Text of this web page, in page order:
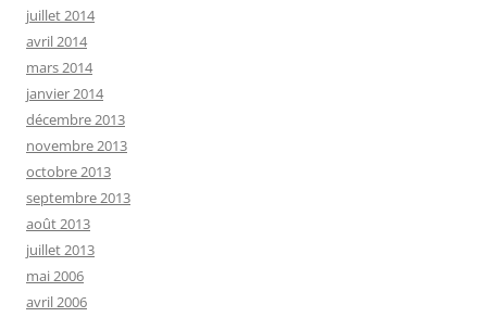
juillet 2014
avril 2014
mars 2014
janvier 2014
décembre 2013
novembre 2013
octobre 2013
septembre 2013
août 2013
juillet 2013
mai 2006
avril 2006